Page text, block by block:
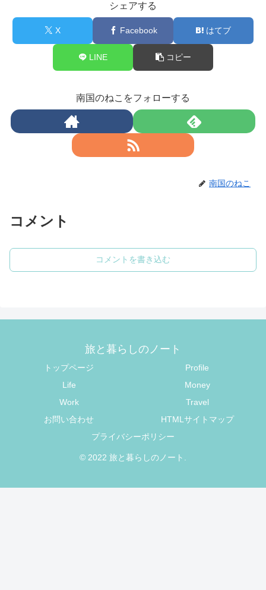
シェアする
X Facebook はてブ
LINE コピー
南国のねこをフォローする
南国のねこ
コメント
コメントを書き込む
旅と暮らしのノート
トップページ
Profile
Life
Money
Work
Travel
お問い合わせ
HTMLサイトマップ
プライバシーポリシー
© 2022 旅と暮らしのノート.